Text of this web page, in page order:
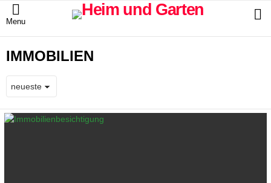
Menu
IMMOBILIEN